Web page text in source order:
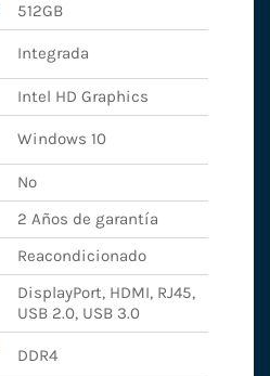
512GB
Integrada
Intel HD Graphics
Windows 10
No
2 Años de garantía
Reacondicionado
DisplayPort, HDMI, RJ45,
USB 2.0, USB 3.0
DDR4